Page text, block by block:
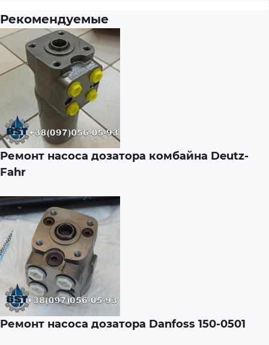
Рекомендуемые
Ремонт насоса дозатора комбайна Deutz-
Fahr
Ремонт насоса дозатора Danfoss 150-0501